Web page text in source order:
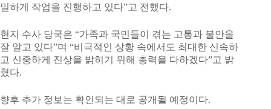
밀하게 작업을 진행하고 있다”고 전했다.
현지 수사 당국은 “가족과 국민들이 겪는 고통과 불안을
잘 알고 있다”며 “비극적인 상황 속에서도 최대한 신속하
고 신중하게 진상을 밝히기 위해 총력을 다하겠다”고 밝
혔다.
향후 추가 정보는 확인되는 대로 공개될 예정이다.